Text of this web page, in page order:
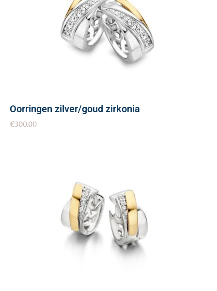
Oorringen zilver/goud zirkonia
€300.00